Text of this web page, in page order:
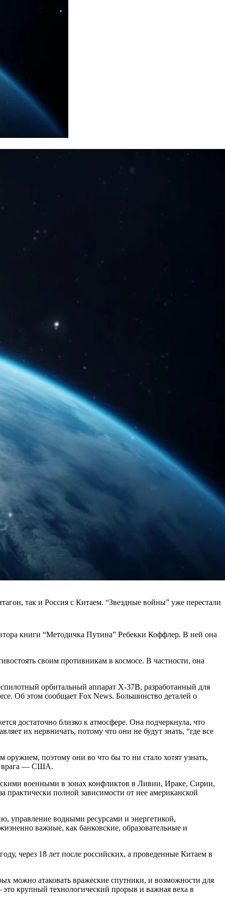
так и Россия с Китаем. “Звездные войны” уже перестали
книги “Методичка Путина” Ребекки Коффлер. В ней она
своим противникам в космосе. В частности, она
орбитальный аппарат X-37B, разработанный для
Об этом сообщает Fox News. Большинство деталей о
достаточно близко к атмосфере. Она подчеркнула, что
их нервничать, потому что они не будут знать, “где все
поэтому они во что бы то ни стало хотят узнать,
врага — США.
военными в зонах конфликтов в Ливии, Ираке, Сирии,
полной зависимости от нее американской
управление водными ресурсами и энергетикой,
важные, как банковские, образовательные и
через 18 лет после российских, а проведенные Китаем в
можно атаковать вражеские спутники, и возможности для
крупный технологический прорыв и важная веха в